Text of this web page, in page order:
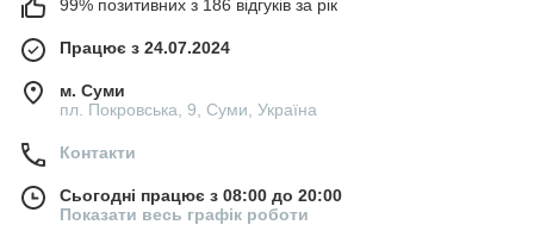
99% позитивних з 186 відгуків за рік
Працює з 24.07.2024
м. Суми
пл. Покровська, 9, Суми, Україна
Контакти
Сьогодні працює з 08:00 до 20:00
Показати весь графік роботи